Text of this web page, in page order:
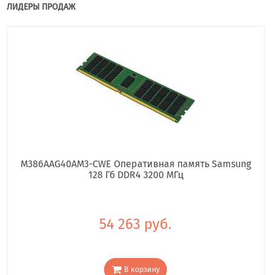
ЛИДЕРЫ ПРОДАЖ
M386AAG40AM3-CWE Оперативная память Samsung
128 Гб DDR4 3200 МГц
54 263 руб.
В корзину